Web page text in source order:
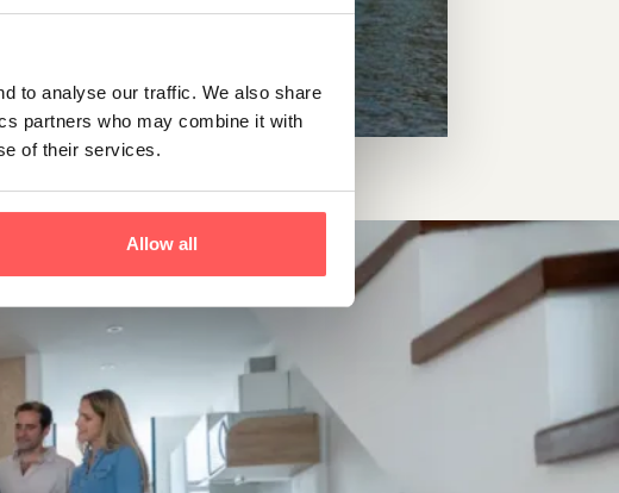
to analyse our traffic. We also share
partners who may combine it with
of their services.
Allow all